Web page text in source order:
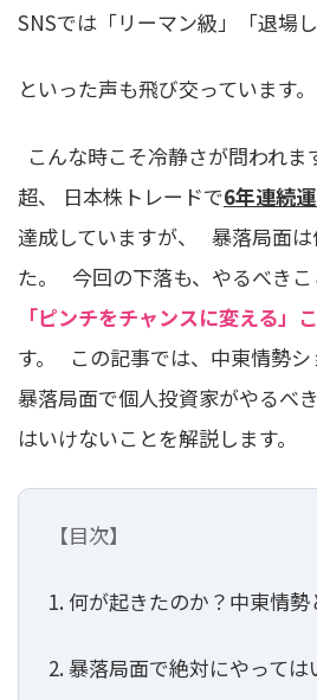
SNSでは「リーマン級」「退場し
といった声も飛び交っています。
こんな時こそ冷静さが問われ
超、 日本株トレードで6年連続
達成していますが、 暴落局面は
た。 今回の下落も、やるべき
「ピンチをチャンスに変える」
す。 この記事では、中東情勢シ
暴落局面で個人投資家がやるべ
はいけないことを解説します。
【目次】
1. 何が起きたのか？中東情
2. 暴落局面で絶対にやって